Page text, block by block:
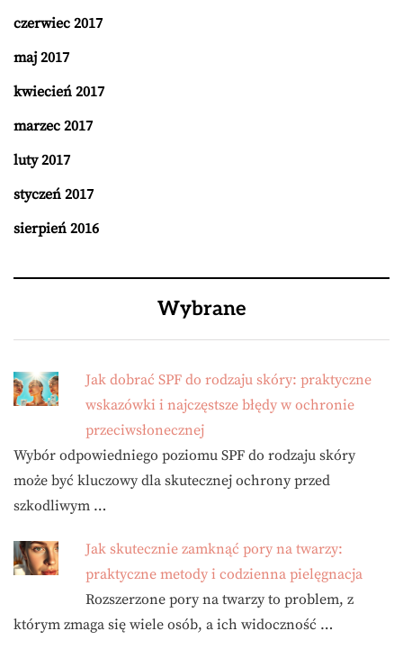
czerwiec 2017
maj 2017
kwiecień 2017
marzec 2017
luty 2017
styczeń 2017
sierpień 2016
Wybrane
Jak dobrać SPF do rodzaju skóry: praktyczne
wskazówki i najczęstsze błędy w ochronie
przeciwsłonecznej
Wybór odpowiedniego poziomu SPF do rodzaju skóry
może być kluczowy dla skutecznej ochrony przed
szkodliwym …
Jak skutecznie zamknąć pory na twarzy:
praktyczne metody i codzienna pielęgnacja
Rozszerzone pory na twarzy to problem, z
którym zmaga się wiele osób, a ich widoczność …